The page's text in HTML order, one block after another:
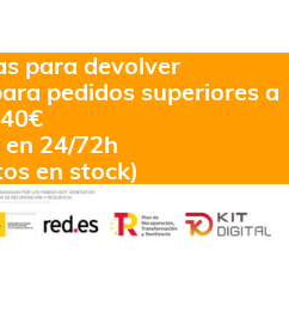
para devolver
pedidos superiores a
40€
en 24/72h
en stock)